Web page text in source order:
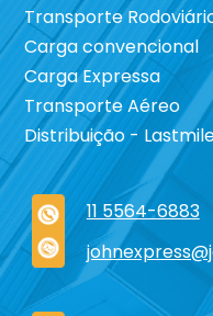
Transporte
Carga convencional
Carga Expressa
Transporte Aéreo
Distribuição -
11 5564-6883